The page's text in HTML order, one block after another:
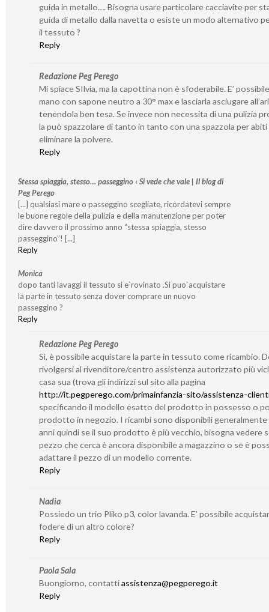
guida in metallo…. Bisogna usare particolare cacciavite per
guida di metallo dalla navetta o esiste un modo alternativo
il tessuto ?
Reply
Redazione Peg Perego
Mi spiace SIlvia, ma la capottina non è sfoderabile. E’
mano con sapone neutro a 30° max e lasciarla asciugare
tenendola ben tesa. Se invece non necessita di una pulizia
la può spazzolare di tanto in tanto con una spazzola per abiti
eliminare la polvere.
Reply
Stessa spiaggia, stesso… passeggino ‹ Si vede che vale | Il blog di
Peg Perego
[...] qualsiasi mare o passeggino scegliate, ricordatevi sempre
le buone regole della pulizia e della manutenzione per poter
dire davvero il prossimo anno “stessa spiaggia, stesso
passeggino”! [...]
Reply
Monica
dopo tanti lavaggi il tessuto si e`rovinato .Si puo`acquistare
la parte in tessuto senza dover comprare un nuovo
passeggino ?
Reply
Redazione Peg Perego
Sì, è possibile acquistare la parte in tessuto come ricambio.
rivolgersi al rivenditore/centro assistenza autorizzato più
casa sua (trova gli indirizzi sul sito alla pagina
http://it.pegperego.com/primainfanzia-sito/assistenza-
specificando il modello esatto del prodotto in possesso o
prodotto in negozio. I ricambi sono disponibili generalmente
anni quindi se il suo prodotto è più vecchio, bisogna vedere
pezzo che cerca è ancora disponibile a magazzino o se è
adattare il pezzo di un modello corrente.
Reply
Nadia
Possiedo un trio Pliko p3, color lavanda. E’ possibile
fodere di un altro colore?
Reply
Paola Sala
Buongiorno, contattiassistenza@pegperego.it
Reply